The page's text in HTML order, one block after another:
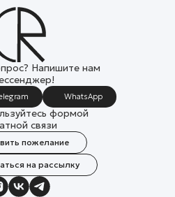
Напишите нам
WhatsApp
формой
связи
пожелание
на рассылку